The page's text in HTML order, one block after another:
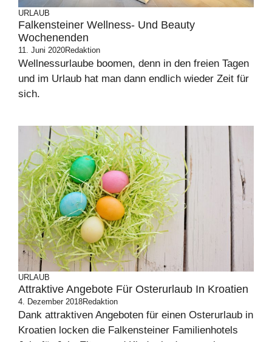
URLAUB
Falkensteiner Wellness- Und Beauty
Wochenenden
11. Juni 2020Redaktion
Wellnessurlaube boomen, denn in den freien Tagen
und im Urlaub hat man dann endlich wieder Zeit für
sich.
URLAUB
Attraktive Angebote Für Osterurlaub In Kroatien
4. Dezember 2018Redaktion
Dank attraktiven Angeboten für einen Osterurlaub in
Kroatien locken die Falkensteiner Familienhotels